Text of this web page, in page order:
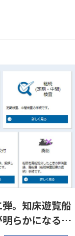
。知床遊覧船
らかになるに